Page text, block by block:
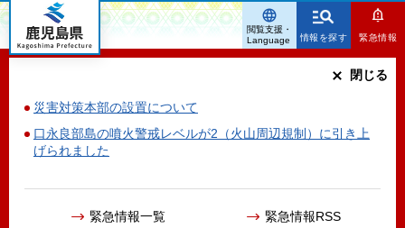
鹿児島県
情報を探す 緊急情報
災害対策本部の設置について
口永良部島の噴火警戒レベルが2（火山周辺規制）に引き上
げられました
緊急情報一覧 緊急情報RSS
閉じる
閲覧支援・
Language